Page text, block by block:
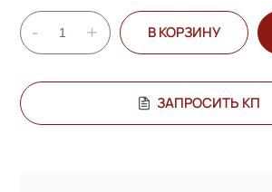
- + В КОРЗИНУ
ЗАПРОСИТЬ КП